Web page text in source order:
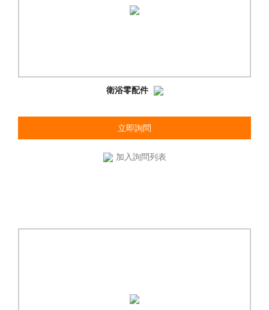
衛浴零配件
立即詢問
加入詢問列表